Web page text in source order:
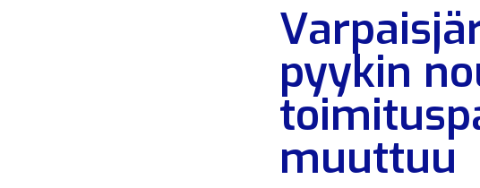
pyykin
muuttuu